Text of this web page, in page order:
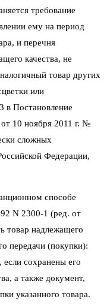
требование
ему на период
и перечня
качества, не
товар других
или
в Постановление
10 ноября 2011 г. №
сложных
Федерации,
способе
N 2300-1 (ред. от
товар надлежащего
передачи (покупки):
если сохранены его
а также документ,
указанного товара.